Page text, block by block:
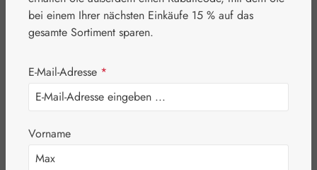
Victoria Regia
Orchid Tropfen
bei einem Ihrer nächsten Einkäufe 15 % auf das
gesamte Sortiment sparen.
E-Mail-Adresse *
Vorname